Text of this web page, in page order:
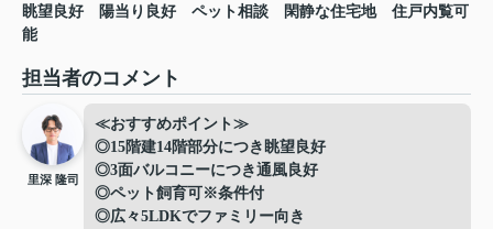
眺望良好 陽当り良好 ペット相談 閑静な住宅地
住戸内覧可
能
担当者のコメント
里深 隆司
≪おすすめポイント≫
◎15階建14階部分につき眺望良好
◎3面バルコニーにつき通風良好
◎ペット飼育可※条件付
◎広々5LDKでファミリー向き